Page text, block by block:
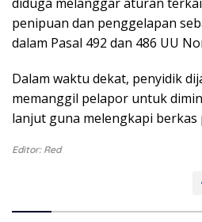
diduga melanggar aturan
penipuan dan penggelapan
dalam Pasal 492 dan 486 UU
Dalam waktu dekat, penyidik
memanggil pelapor untuk
lanjut guna melengkapi berkas
Editor: Red